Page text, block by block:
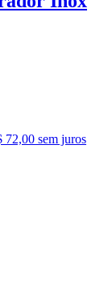
72,00 sem juros